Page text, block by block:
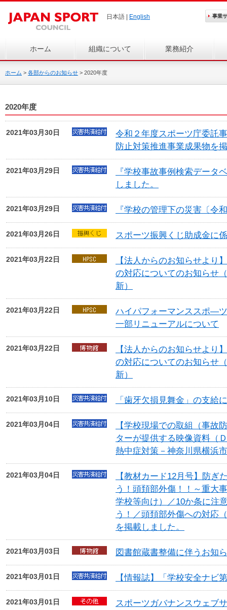
日本語 | English 事業
ホーム 組織について 業務紹介
ホーム > 各部からのお知らせ > 2020年度
2020年度
2021年03月30日
令和２年度スポーツ庁委託
防止対策推進事業成果物を
2021年03月29日
『学校事故事例検索データ
しました。
2021年03月29日 『学校の管理下の災害〔令
2021年03月26日 スポーツ振興くじ助成金に
2021年03月22日
【法人からのお知らせより
の対応についてのお知らせ
新）
2021年03月22日
ハイパフォーマンススポ―
一部リニューアルについて
2021年03月22日
【法人からのお知らせより
の対応についてのお知らせ
新）
2021年03月10日 「歯牙欠損見舞金」の支給
2021年03月04日
【学校現場での取組（事故
ターが提供する映像資料（
熱中症対策－神奈川県横浜
2021年03月04日
【教材カード12月号】防ぎ
う！頭頚部外傷！！～重大
学校等向け）／10か条に注
う！／頭頚部外傷への対応
を掲載しました。
2021年03月03日 図書館蔵書整備に伴うお知
2021年03月01日 【情報誌】「学校安全ナビ
2021年03月01日
スポーツガバナンスウェブ